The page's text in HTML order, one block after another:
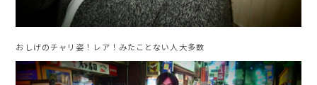
おしげのチャリ姿！レア！みたことない人大多数